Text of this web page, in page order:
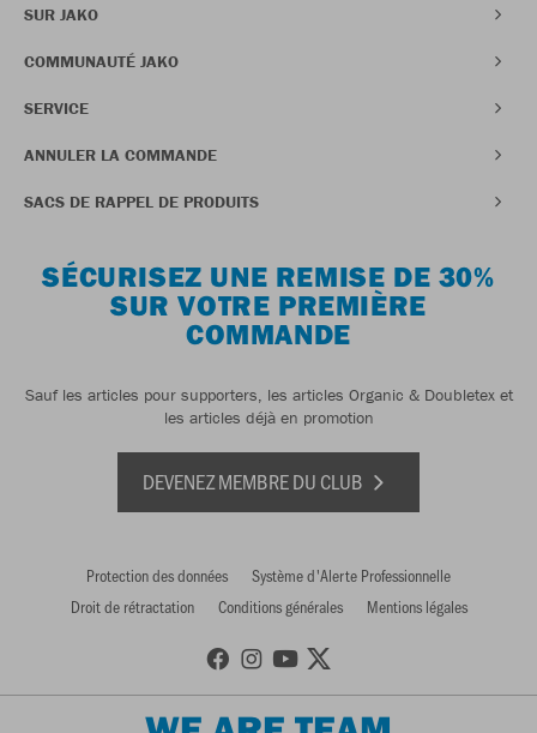
SUR JAKO
COMMUNAUTÉ JAKO
SERVICE
ANNULER LA COMMANDE
SACS DE RAPPEL DE PRODUITS
SÉCURISEZ UNE REMISE DE 30%
SUR VOTRE PREMIÈRE
COMMANDE
Sauf les articles pour supporters, les articles Organic & Doubletex et
les articles déjà en promotion
DEVENEZ MEMBRE DU CLUB
Protection des données
Système d'Alerte Professionnelle
Droit de rétractation
Conditions générales Mentions légales